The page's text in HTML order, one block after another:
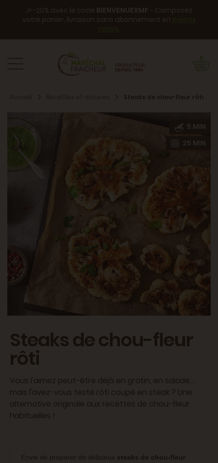
🎉-20% avec le code BIENVENUEXMF - Composez
votre panier, livraison sans abonnement en
.
Steaks de chou-fleur rôti
5 MIN
25 MIN
Steaks de chou-fleur
rôti
Vous l'aimez peut-être déjà en gratin, en salade...
mais l'avez-vous testé rôti coupé en steak ? Une
alternative originale aux recettes de chou-fleur
habituelles !
Envie de préparer de délicieux steaks de chou-fleur